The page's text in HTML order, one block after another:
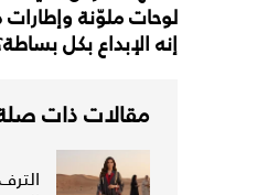
لوحات ملوّنة
إنه الإبداع بكل
مقالات ذات